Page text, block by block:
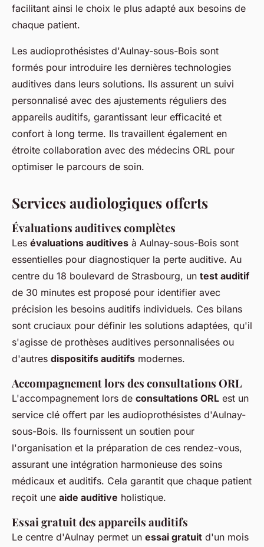
facilitant ainsi le choix le plus adapté aux besoins de
chaque patient.
Les audioprothésistes d'Aulnay-sous-Bois sont
formés pour introduire les dernières technologies
auditives dans leurs solutions. Ils assurent un suivi
personnalisé avec des ajustements réguliers des
appareils auditifs, garantissant leur efficacité et
confort à long terme. Ils travaillent également en
étroite collaboration avec des médecins ORL pour
optimiser le parcours de soin.
Services audiologiques offerts
Évaluations auditives complètes
Les évaluations auditives à Aulnay-sous-Bois sont
essentielles pour diagnostiquer la perte auditive. Au
centre du 18 boulevard de Strasbourg, un test auditif
de 30 minutes est proposé pour identifier avec
précision les besoins auditifs individuels. Ces bilans
sont cruciaux pour définir les solutions adaptées, qu'il
s'agisse de prothèses auditives personnalisées ou
d'autres dispositifs auditifs modernes.
Accompagnement lors des consultations ORL
L'accompagnement lors de consultations ORL est un
service clé offert par les audioprothésistes d'Aulnay-
sous-Bois. Ils fournissent un soutien pour
l'organisation et la préparation de ces rendez-vous,
assurant une intégration harmonieuse des soins
médicaux et auditifs. Cela garantit que chaque patient
reçoit une aide auditive holistique.
Essai gratuit des appareils auditifs
Le centre d'Aulnay permet un essai gratuit d'un mois